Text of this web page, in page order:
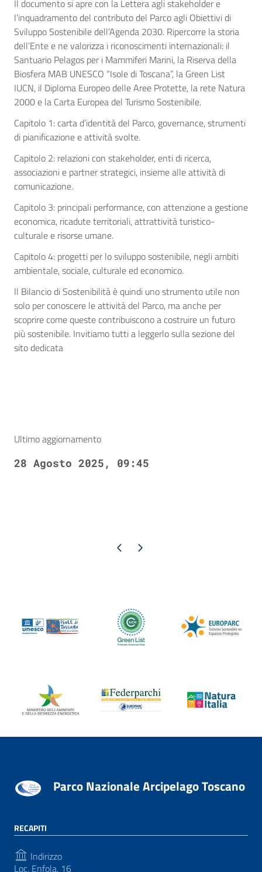
Il documento si apre con la Lettera agli stakeholder e
l’inquadramento del contributo del Parco agli Obiettivi di
Sviluppo Sostenibile dell’Agenda 2030. Ripercorre la storia
dell’Ente e ne valorizza i riconoscimenti internazionali: il
Santuario Pelagos per i Mammiferi Marini, la Riserva della
Biosfera MAB UNESCO “Isole di Toscana”, la Green List
IUCN, il Diploma Europeo delle Aree Protette, la rete Natura
2000 e la Carta Europea del Turismo Sostenibile.
Capitolo 1: carta d’identità del Parco, governance, strumenti
di pianificazione e attività svolte.
Capitolo 2: relazioni con stakeholder, enti di ricerca,
associazioni e partner strategici, insieme alle attività di
comunicazione.
Capitolo 3: principali performance, con attenzione a gestione
economica, ricadute territoriali, attrattività turistico-
culturale e risorse umane.
Capitolo 4: progetti per lo sviluppo sostenibile, negli ambiti
ambientale, sociale, culturale ed economico.
Il Bilancio di Sostenibilità è quindi uno strumento utile non
solo per conoscere le attività del Parco, ma anche per
scoprire come queste contribuiscono a costruire un futuro
più sostenibile. Invitiamo tutti a leggerlo sulla sezione del
sito dedicata
Ultimo aggiornamento
28 Agosto 2025, 09:45
Pagina precedente
Pagina successiva
Parco Nazionale Arcipelago Toscano
RECAPITI
Indirizzo
Loc. Enfola, 16